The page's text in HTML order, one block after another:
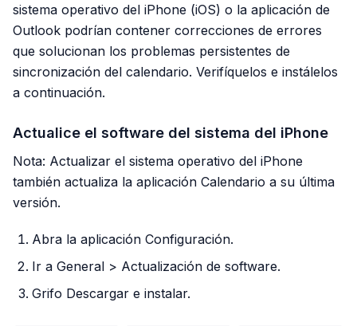
sistema operativo del iPhone (iOS) o la aplicación de
Outlook podrían contener correcciones de errores
que solucionan los problemas persistentes de
sincronización del calendario. Verifíquelos e instálelos
a continuación.
Actualice el software del sistema del iPhone
Nota: Actualizar el sistema operativo del iPhone
también actualiza la aplicación Calendario a su última
versión.
Abra la aplicación Configuración.
Ir a General > Actualización de software.
Grifo Descargar e instalar.